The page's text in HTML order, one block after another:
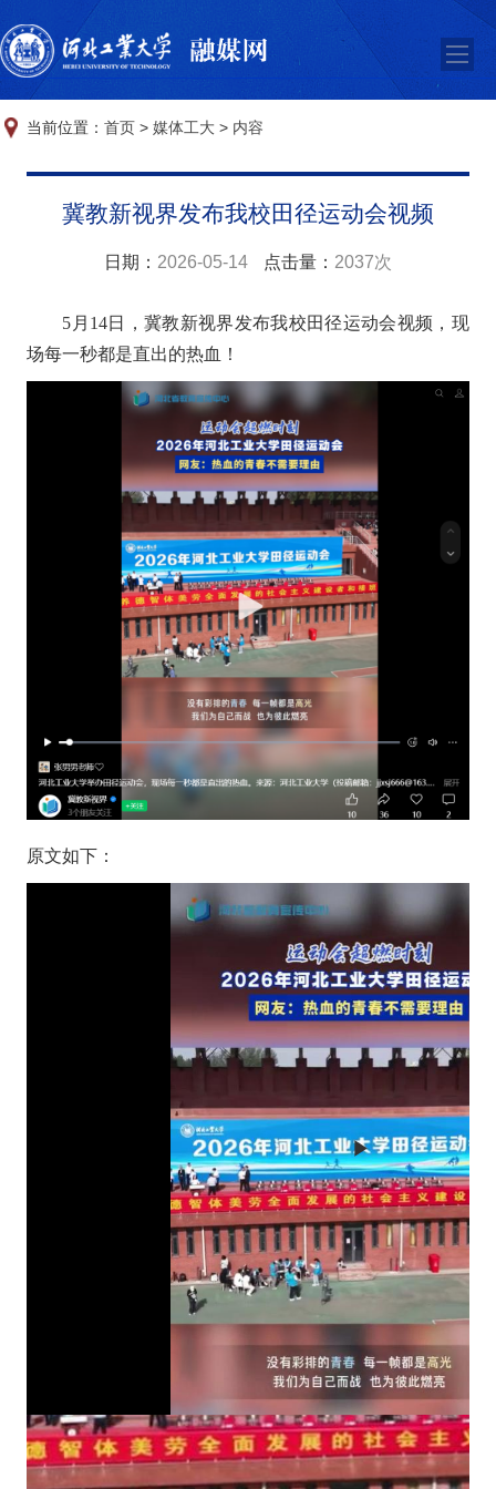
当前位置：首页 >媒体工大 > 内容
冀教新视界发布我校田径运动会视频
日期： 2026-05-14 点击量： 2037次
5月14日，冀教新视界发布我校田径运动会视频，现
场每一秒都是直出的热血！
原文如下：
Play
Video
分享：